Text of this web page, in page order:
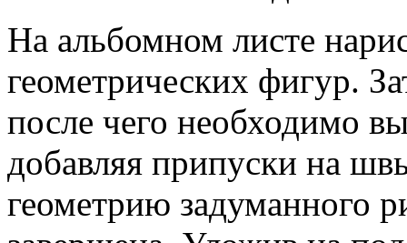
На альбомном листе
геометрических фигур.
после чего необходимо
добавляя припуски на
геометрию задуманного